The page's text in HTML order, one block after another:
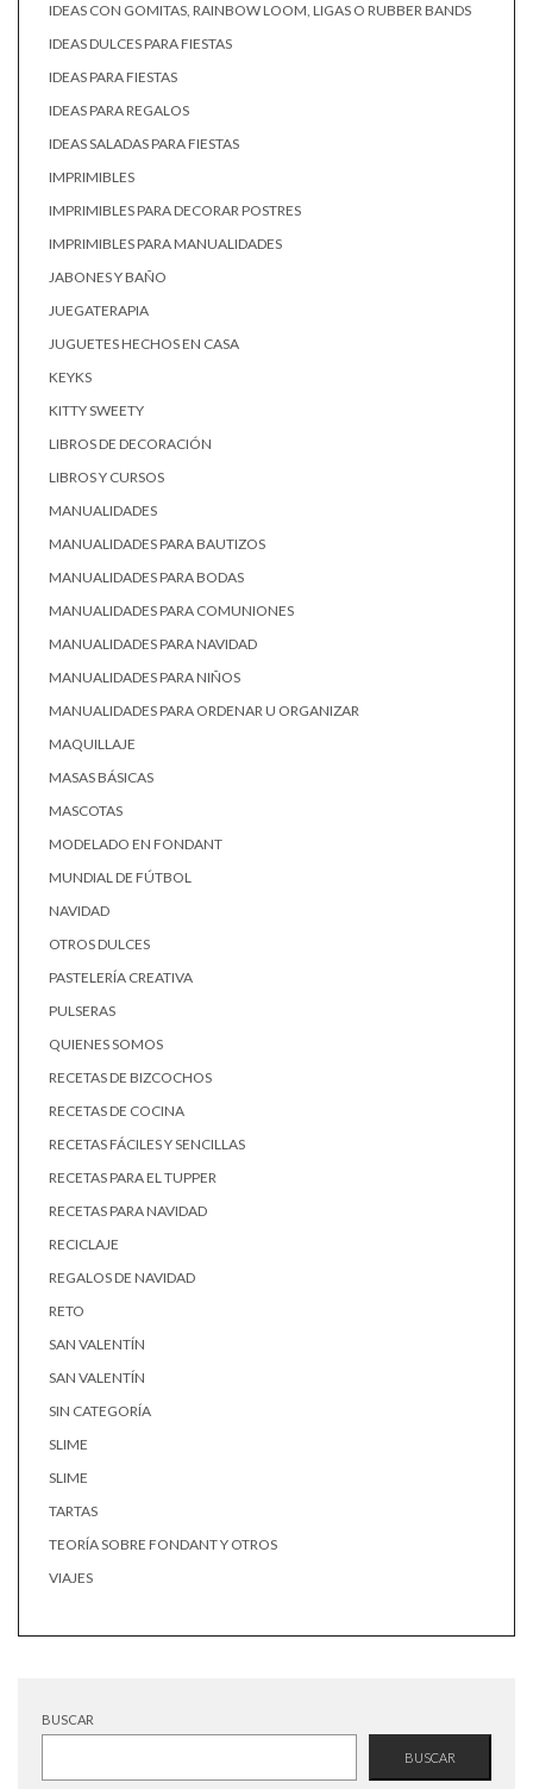
IDEAS CON GOMITAS, RAINBOW LOOM, LIGAS O RUBBER BANDS
IDEAS DULCES PARA FIESTAS
IDEAS PARA FIESTAS
IDEAS PARA REGALOS
IDEAS SALADAS PARA FIESTAS
IMPRIMIBLES
IMPRIMIBLES PARA DECORAR POSTRES
IMPRIMIBLES PARA MANUALIDADES
JABONES Y BAÑO
JUEGATERAPIA
JUGUETES HECHOS EN CASA
KEYKS
KITTY SWEETY
LIBROS DE DECORACIÓN
LIBROS Y CURSOS
MANUALIDADES
MANUALIDADES PARA BAUTIZOS
MANUALIDADES PARA BODAS
MANUALIDADES PARA COMUNIONES
MANUALIDADES PARA NAVIDAD
MANUALIDADES PARA NIÑOS
MANUALIDADES PARA ORDENAR U ORGANIZAR
MAQUILLAJE
MASAS BÁSICAS
MASCOTAS
MODELADO EN FONDANT
MUNDIAL DE FÚTBOL
NAVIDAD
OTROS DULCES
PASTELERÍA CREATIVA
PULSERAS
QUIENES SOMOS
RECETAS DE BIZCOCHOS
RECETAS DE COCINA
RECETAS FÁCILES Y SENCILLAS
RECETAS PARA EL TUPPER
RECETAS PARA NAVIDAD
RECICLAJE
REGALOS DE NAVIDAD
RETO
SAN VALENTÍN
SAN VALENTÍN
SIN CATEGORÍA
SLIME
SLIME
TARTAS
TEORÍA SOBRE FONDANT Y OTROS
VIAJES
BUSCAR
BUSCAR